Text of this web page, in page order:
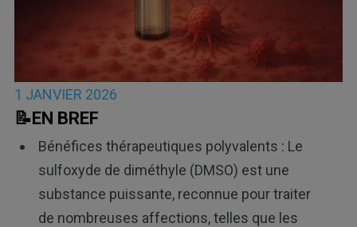
1 JANVIER 2026
📝EN BREF
Bénéfices thérapeutiques polyvalents : Le
sulfoxyde de diméthyle (DMSO) est une
substance puissante, reconnue pour traiter
de nombreuses affections, telles que les